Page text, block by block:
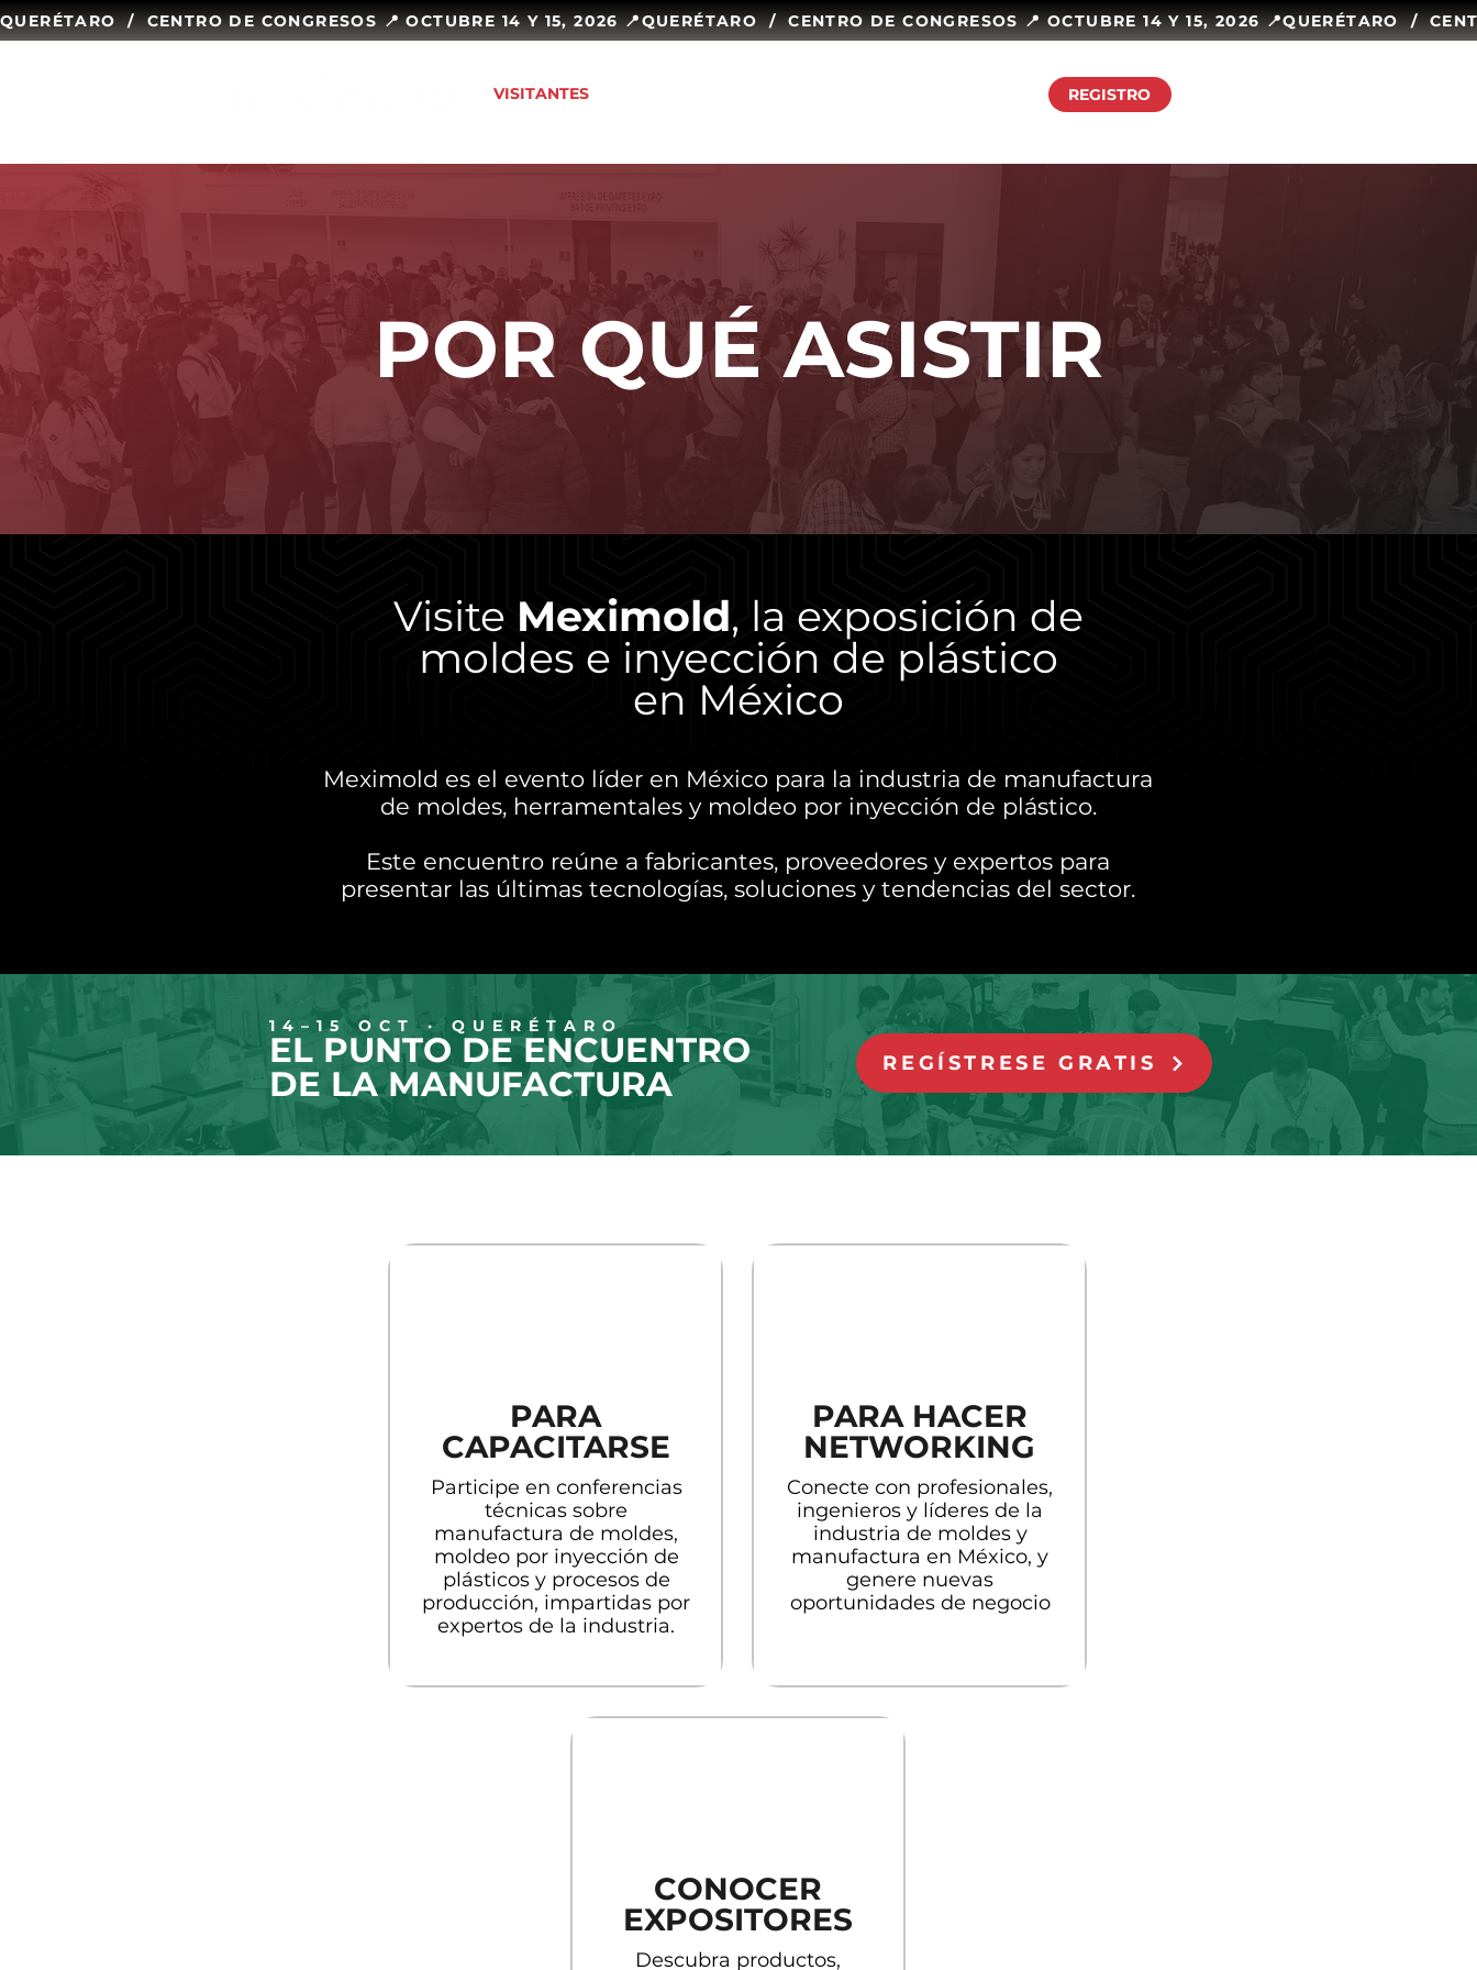
QUERÉTARO  /  CENTRO DE CONGRESOS 📍 OCTUBRE 14 Y 15, 2026 📍
VISITANTES REGISTRO
POR QUÉ ASISTIR
Visite Meximold, la exposición de
moldes e inyección de plástico
en México
Meximold es el evento líder en México para la industria de manufactura
de moldes, herramentales y moldeo por inyección de plástico.
Este encuentro reúne a fabricantes, proveedores y expertos para
presentar las últimas tecnologías, soluciones y tendencias del sector.
14–15 OCT · QUERÉTARO
EL PUNTO DE ENCUENTRO
DE LA MANUFACTURA
REGÍSTRESE GRATIS
PARA
CAPACITARSE
Participe en conferencias
técnicas sobre
manufactura de moldes,
moldeo por inyección de
plásticos y procesos de
producción, impartidas por
expertos de la industria.
PARA HACER
NETWORKING
Conecte con profesionales,
ingenieros y líderes de la
industria de moldes y
manufactura en México, y
genere nuevas
oportunidades de negocio
CONOCER
EXPOSITORES
Descubra productos,